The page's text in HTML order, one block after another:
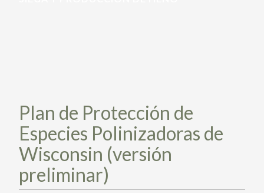
Plan de Protección de
Especies Polinizadoras de
Wisconsin (versión
preliminar)